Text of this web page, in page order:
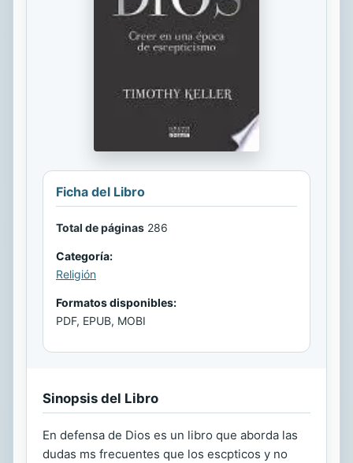
Ficha del Libro
Total de páginas 286
Categoría:
Religión
Formatos disponibles:
PDF, EPUB, MOBI
Sinopsis del Libro
En defensa de Dios es un libro que aborda las
dudas ms frecuentes que los escpticos y no